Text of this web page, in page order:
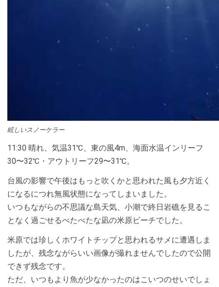
眩しいスノーケラー
11:30 晴れ、気温31℃、東の風4m、海面水温インリーフ
30〜32℃・アウトリーフ29〜31℃。
台風の影響で午後はもっと吹くかと思われた風も夕方近く
になるにつれ無風状態になってしまいました。
いつもながらの不思議な島天気、小潮で終日岩礁を見るこ
となく過ごせるべたべたな凪の米原ビーチでした。
米原では珍しくホワイトチップと思われるサメに遭遇しま
したが、残念ながらいい画像が撮れませんでしたので公開
できず残念です。
ただ、いつもより魚が少なかったのはこいつのせいでしょ